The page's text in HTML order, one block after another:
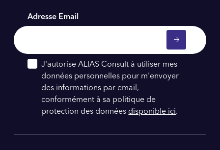
Adresse Email
J'autorise ALIAS Consult à utiliser mes
données personnelles pour m'envoyer
des informations par email,
conformément à sa politique de
protection des données disponible ici.